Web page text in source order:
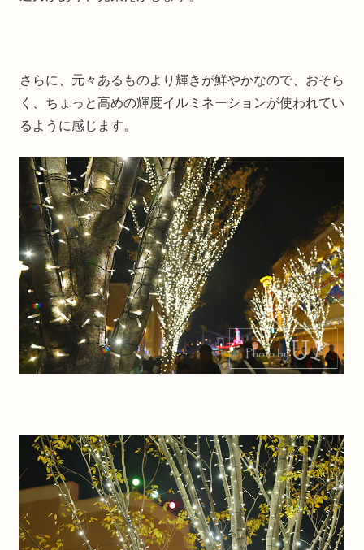
さらに、元々あるものより輝きが鮮やかなので、おそら
く、ちょっと高めの輝度イルミネーションが使われてい
るように感じます。